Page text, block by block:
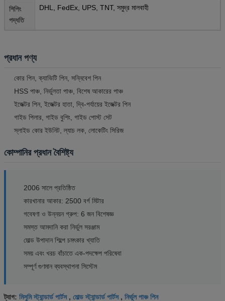
শিপিং
পদ্ধতি
DHL, FedEx, UPS, TNT, সমুদ্র মালবাহী
প্রধান পণ্য
কোর পিন, ক্যাভিটি পিন, সন্নিবেশ পিন
HSS পাঞ্চ, নির্ভুলতা পাঞ্চ, বিশেষ আকারের পাঞ্চ
ইজেক্টর পিন, ইজেক্টর হাতা, দ্বি-পর্যায়ের ইজেক্টর পিন
গাইড পিলার, গাইড বুশিং, গাইড পোস্ট সেট
স্লাইড কোর ইউনিট, ল্যাচ লক, লোকেটিং সিরিজ
কোম্পানির প্রধান বৈশিষ্ট্য
2006 সালে প্রতিষ্ঠিত
কারখানার আকার: 2500 বর্গ মিটার
গবেষণা ও উন্নয়ন গ্রুপ: 6 জন বিশেষজ্ঞ
সমস্ত আমদানি করা নির্ভুল সরঞ্জাম
মোল্ড উপাদান শিল্পে চমৎকার খ্যাতি
সময় এবং খরচ বাঁচাতে এক-পদক্ষেপ পরিষেবা
সম্পূর্ণ গুণমান ব্যবস্থাপনা সিস্টেম
ট্যাগ: মিসুমি স্ট্যান্ডার্ড পার্টস, মোল্ড স্ট্যান্ডার্ড পার্টস, নির্ভুল পাঞ্চ পিন